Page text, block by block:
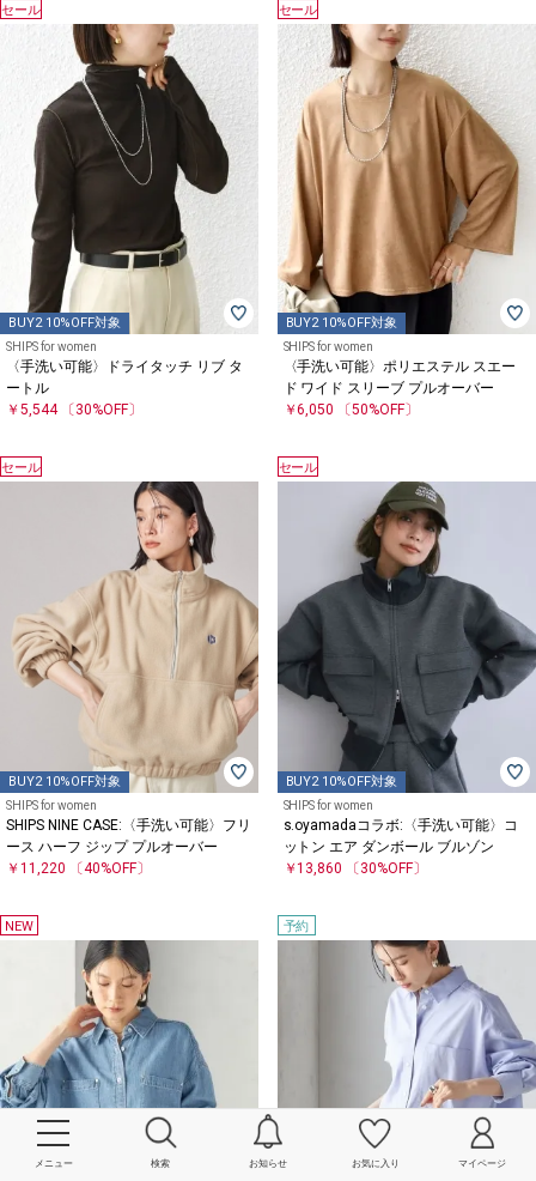
メニュー 検索 お知らせ お気に入り マイページ
セール
BUY2 10%OFF対象
SHIPS for women
〈手洗い可能〉ドライタッチ リブ タ
ートル
￥5,544〔30%OFF〕
セール
BUY2 10%OFF対象
SHIPS for women
〈手洗い可能〉ポリエステル スエー
ド ワイド スリーブ プルオーバー
￥6,050
〔50%OFF〕
セール
BUY2 10%OFF対象
SHIPS for women
SHIPS NINE CASE:〈手洗い可能〉フリ
ース ハーフ ジップ プルオーバー
￥11,220 〔40%OFF〕
セール
BUY2 10%OFF対象
SHIPS for women
s.oyamadaコラボ:〈手洗い可能〉コ
ットン エア ダンボール ブルゾン
￥13,860
〔30%OFF〕
NEW 予約